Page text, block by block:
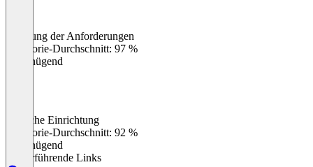
Erfüllung der Anforderungen
Kategorie-Durchschnitt: 97 %
Ungenügend
Einfache Einrichtung
Kategorie-Durchschnitt: 92 %
Ungenügend
Weiterführende Links